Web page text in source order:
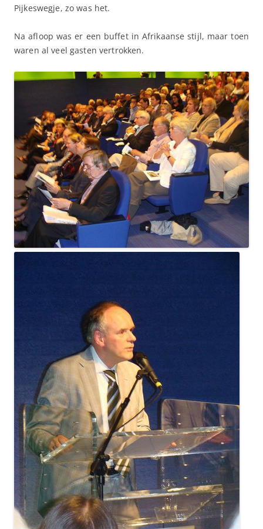
Pijkeswegje, zo was het.
Na afloop was er een buffet in Afrikaanse stijl, maar toen
waren al veel gasten vertrokken.